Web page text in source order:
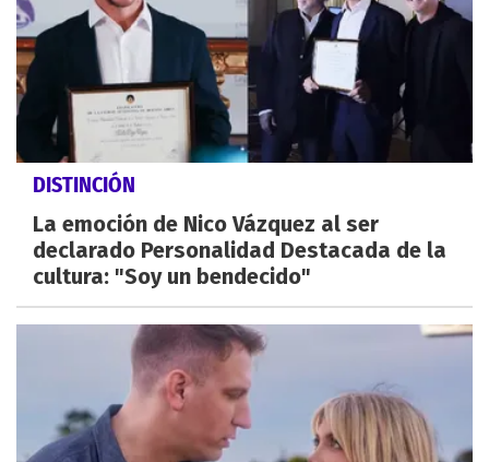
DISTINCIÓN
La emoción de Nico Vázquez al ser
declarado Personalidad Destacada de la
cultura: "Soy un bendecido"